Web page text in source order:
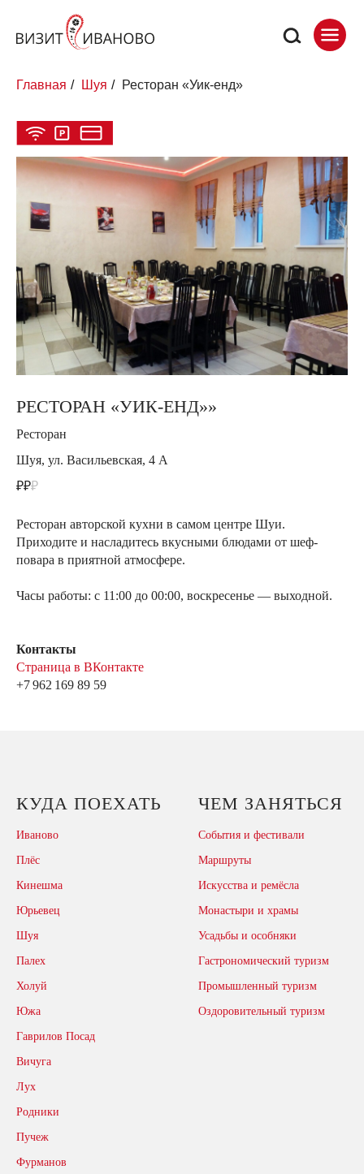
Главная / Шуя / Ресторан «Уик-енд»
РЕСТОРАН «УИК-ЕНД»»
Ресторан
Шуя, ул. Васильевская, 4 А
₽₽₽
Ресторан авторской кухни в самом центре Шуи.
Приходите и насладитесь вкусными блюдами от шеф-
повара в приятной атмосфере.
Часы работы: с 11:00 до 00:00, воскресенье — выходной.
Контакты
Страница в ВКонтакте
+7 962 169 89 59
КУДА ПОЕХАТЬ
Иваново
Плёс
Кинешма
Юрьевец
Шуя
Палех
Холуй
Южа
Гаврилов Посад
Вичуга
Лух
Родники
Пучеж
Фурманов
ЧЕМ ЗАНЯТЬСЯ
События и фестивали
Маршруты
Искусства и ремёсла
Монастыри и храмы
Усадьбы и особняки
Гастрономический туризм
Промышленный туризм
Оздоровительный туризм